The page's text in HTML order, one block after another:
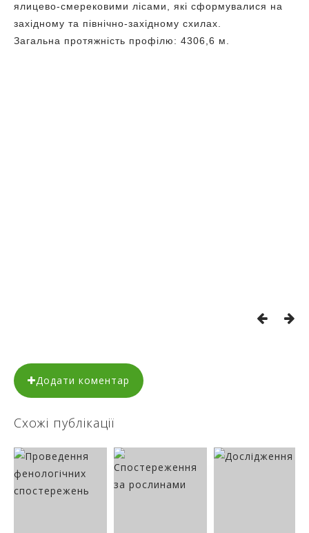
ялицево-смерековими лісами, які сформувалися на
західному та північно-західному схилах.
Загальна протяжність профілю: 4306,6 м.
Додати коментар
Схожі публікації